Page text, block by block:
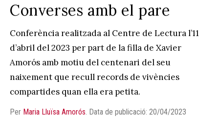
Converses amb el pare
Conferència realitzada al Centre de Lectura l’11
d’abril del 2023 per part de la filla de Xavier
Amorós amb motiu del centenari del seu
naixement que recull records de vivències
compartides quan ella era petita.
Per Maria Lluïsa Amorós. Data de publicació: 20/04/2023